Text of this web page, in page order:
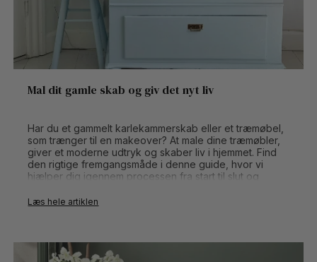
Mal dit gamle skab og giv det nyt liv
Har du et gammelt karlekammerskab eller et træmøbel,
som trænger til en makeover? At male dine træmøbler,
giver et moderne udtryk og skaber liv i hjemmet. Find
den rigtige fremgangsmåde i denne guide, hvor vi
hjælper dig igennem processen fra start til slut og
Læs hele artiklen